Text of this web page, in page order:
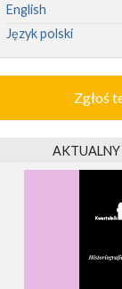
English
Język polski
Zgłoś
AKTUALNY